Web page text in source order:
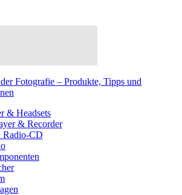
Fotografie – Produkte, Tipps und
& Headsets
& Recorder
Radio-CD